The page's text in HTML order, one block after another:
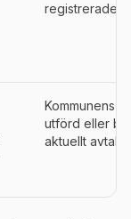
registrerades
Kommunens
utförd eller
aktuellt